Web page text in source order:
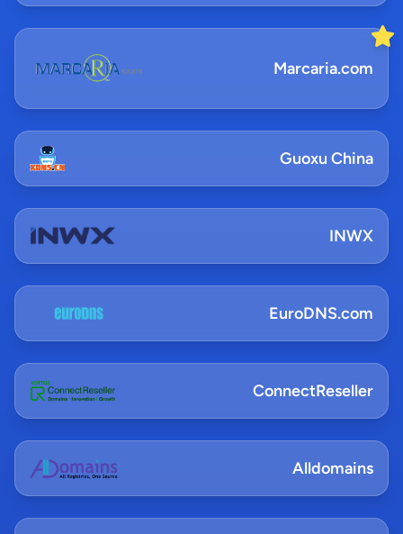
Marcaria.com
Guoxu China
INWX
EuroDNS.com
ConnectReseller
Alldomains